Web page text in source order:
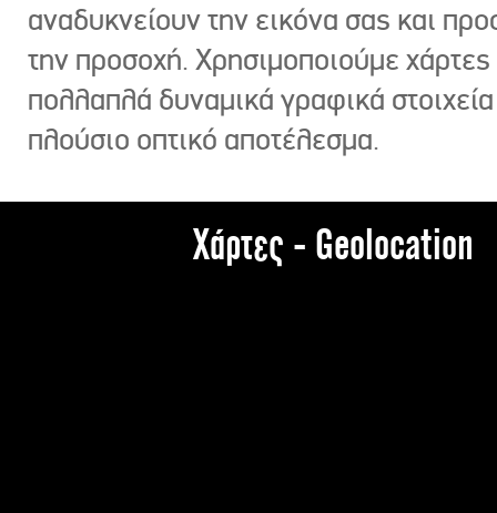
αναδυκνείουν την εικόνα σας και
την προσοχή. Χρησιμοποιούμε χάρτες
πολλαπλά δυναμικά γραφικά στοιχεία
πλούσιο οπτικό αποτέλεσμα.
Χάρτες - Geolocation